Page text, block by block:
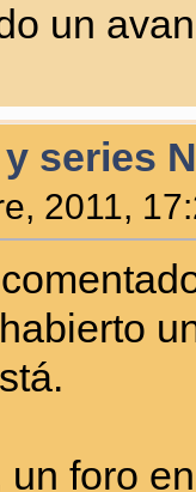
un
series
2011,
un foro